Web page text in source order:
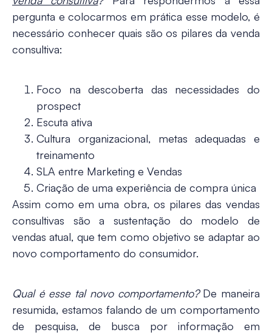
pergunta e colocarmos em prática esse modelo, é
necessário conhecerquais são os pilares da venda
consultiva:
Foco na descoberta das necessidades do
prospect
Escuta ativa
Cultura organizacional, metas adequadas e
treinamento
SLA entre Marketing e Vendas
Criação de uma experiência de compra única
Assim como em uma obra, os pilares das vendas
consultivas são a sustentação do modelo de
vendas atual, que tem como objetivo se adaptar ao
novo comportamento do consumidor.
Qual é esse tal novo comportamento?De maneira
resumida, estamos falando de um comportamento
de pesquisa, de busca por informação em